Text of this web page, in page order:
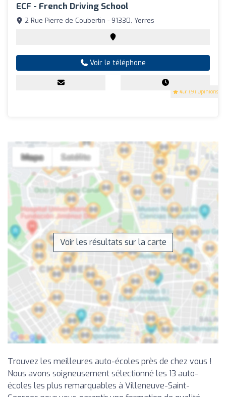
ECF - French Driving School
4.7 (91 Opinions)
2 Rue Pierre de Coubertin - 91330, Yerres
Voir le téléphone
Voir les résultats sur la carte
Trouvez les meilleures auto-écoles près de chez vous !
Nous avons soigneusement sélectionné les 13 auto-
écoles les plus remarquables à Villeneuve-Saint-